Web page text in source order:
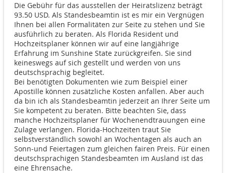
Die Gebühr für das ausstellen der Heiratslizenz beträgt
93.50 USD. Als Standesbeamtin ist es mir ein Vergnügen
Ihnen bei allen Formalitäten zur Seite zu stehen und Sie
ausführlich zu beraten. Als Florida Resident und
Hochzeitsplaner können wir auf eine langjährige
Erfahrung im Sunshine State zurückgreifen. Sie sind
keineswegs auf sich gestellt und werden von uns
deutschsprachig begleitet.
Bei benötigten Dokumenten wie zum Beispiel einer
Apostille können zusätzliche Kosten anfallen. Aber auch
da bin ich als Standesbeamtin jederzeit an Ihrer Seite um
Sie kompetent zu beraten. Bitte beachten Sie, dass
manche Hochzeitsplaner für Wochenendtrauungen eine
Zulage verlangen. Florida-Hochzeiten traut Sie
selbstverständlich sowohl an Wochentagen als auch an
Sonn-und Feiertagen zum gleichen fairen Preis. Für einen
deutschsprachigen Standesbeamten im Ausland ist das
eine Ehrensache.